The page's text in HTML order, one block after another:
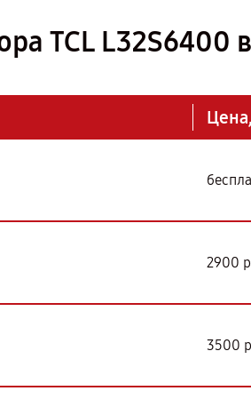
TCL L32S6400
2900 р
3500 р